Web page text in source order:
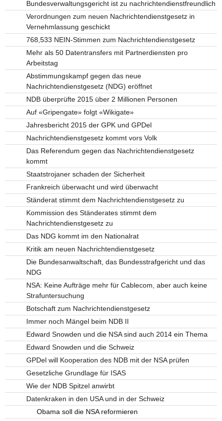
Bundesverwaltungsgericht ist zu nachrichtendienstfreundlich
Verordnungen zum neuen Nachrichtendienstgesetz in
Vernehmlassung geschickt
768,533 NEIN-Stimmen zum Nachrichtendienstgesetz
Mehr als 50 Datentransfers mit Partnerdiensten pro
Arbeitstag
Abstimmungskampf gegen das neue
Nachrichtendienstgesetz (NDG) eröffnet
NDB überprüfte 2015 über 2 Millionen Personen
Auf «Gripengate» folgt «Wikigate»
Jahresbericht 2015 der GPK und GPDel
Nachrichtendienstgesetz kommt vors Volk
Das Referendum gegen das Nachrichtendienstgesetz
kommt
Staatstrojaner schaden der Sicherheit
Frankreich überwacht und wird überwacht
Ständerat stimmt dem Nachrichtendienstgesetz zu
Kommission des Ständerates stimmt dem
Nachrichtendienstgesetz zu
Das NDG kommt im den Nationalrat
Kritik am neuen Nachrichtendienstgesetz
Die Bundesanwaltschaft, das Bundesstrafgericht und das
NDG
NSA: Keine Aufträge mehr für Cablecom, aber auch keine
Strafuntersuchung
Botschaft zum Nachrichtendienstgesetz
Immer noch Mängel beim NDB II
Edward Snowden und die NSA sind auch 2014 ein Thema
Edward Snowden und die Schweiz
GPDel will Kooperation des NDB mit der NSA prüfen
Gesetzliche Grundlage für ISAS
Wie der NDB Spitzel anwirbt
Datenkraken in den USA und in der Schweiz
Obama soll die NSA reformieren